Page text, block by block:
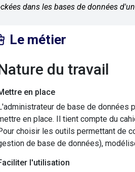
dans les bases de données
Le métier
Nature du travail
en place
de base de
en place. Il tient compte du
choisir les outils permettant de
de base de données),
l'utilisation